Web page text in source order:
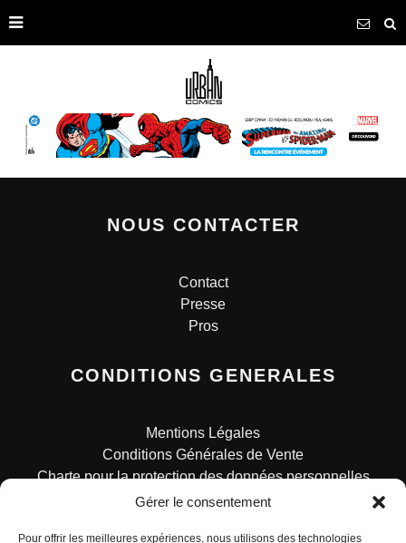
Gérer le consentement
Pour offrir les meilleures expériences, nous utilisons des technologies
NOUS CONTACTER
Contact
Presse
Pros
CONDITIONS GENERALES
Mentions Légales
Conditions Générales de Vente
Charte pour la protection des données personnelles